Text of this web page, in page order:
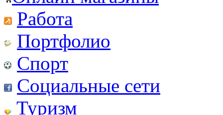
Работа
Портфолио
Спорт
Социальные сети
Туризм